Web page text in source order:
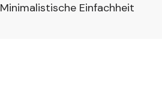
Minimalistische Einfachheit